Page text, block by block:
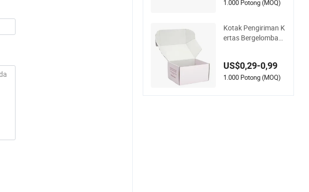
1.000 Potong (MOQ)
Kotak Pengiriman K
ertas Bergelomban
US$0,29-0,99
1.000 Potong (MOQ)